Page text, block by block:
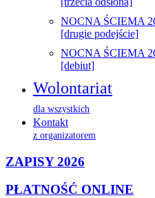
NOCNA ŚCIEMA
[drugie podejście]
NOCNA ŚCIEMA
[debiut]
Wolontariat
dla wszystkich
Kontakt
z organizatorem
ZAPISY 2026
PŁATNOŚĆ ONLINE